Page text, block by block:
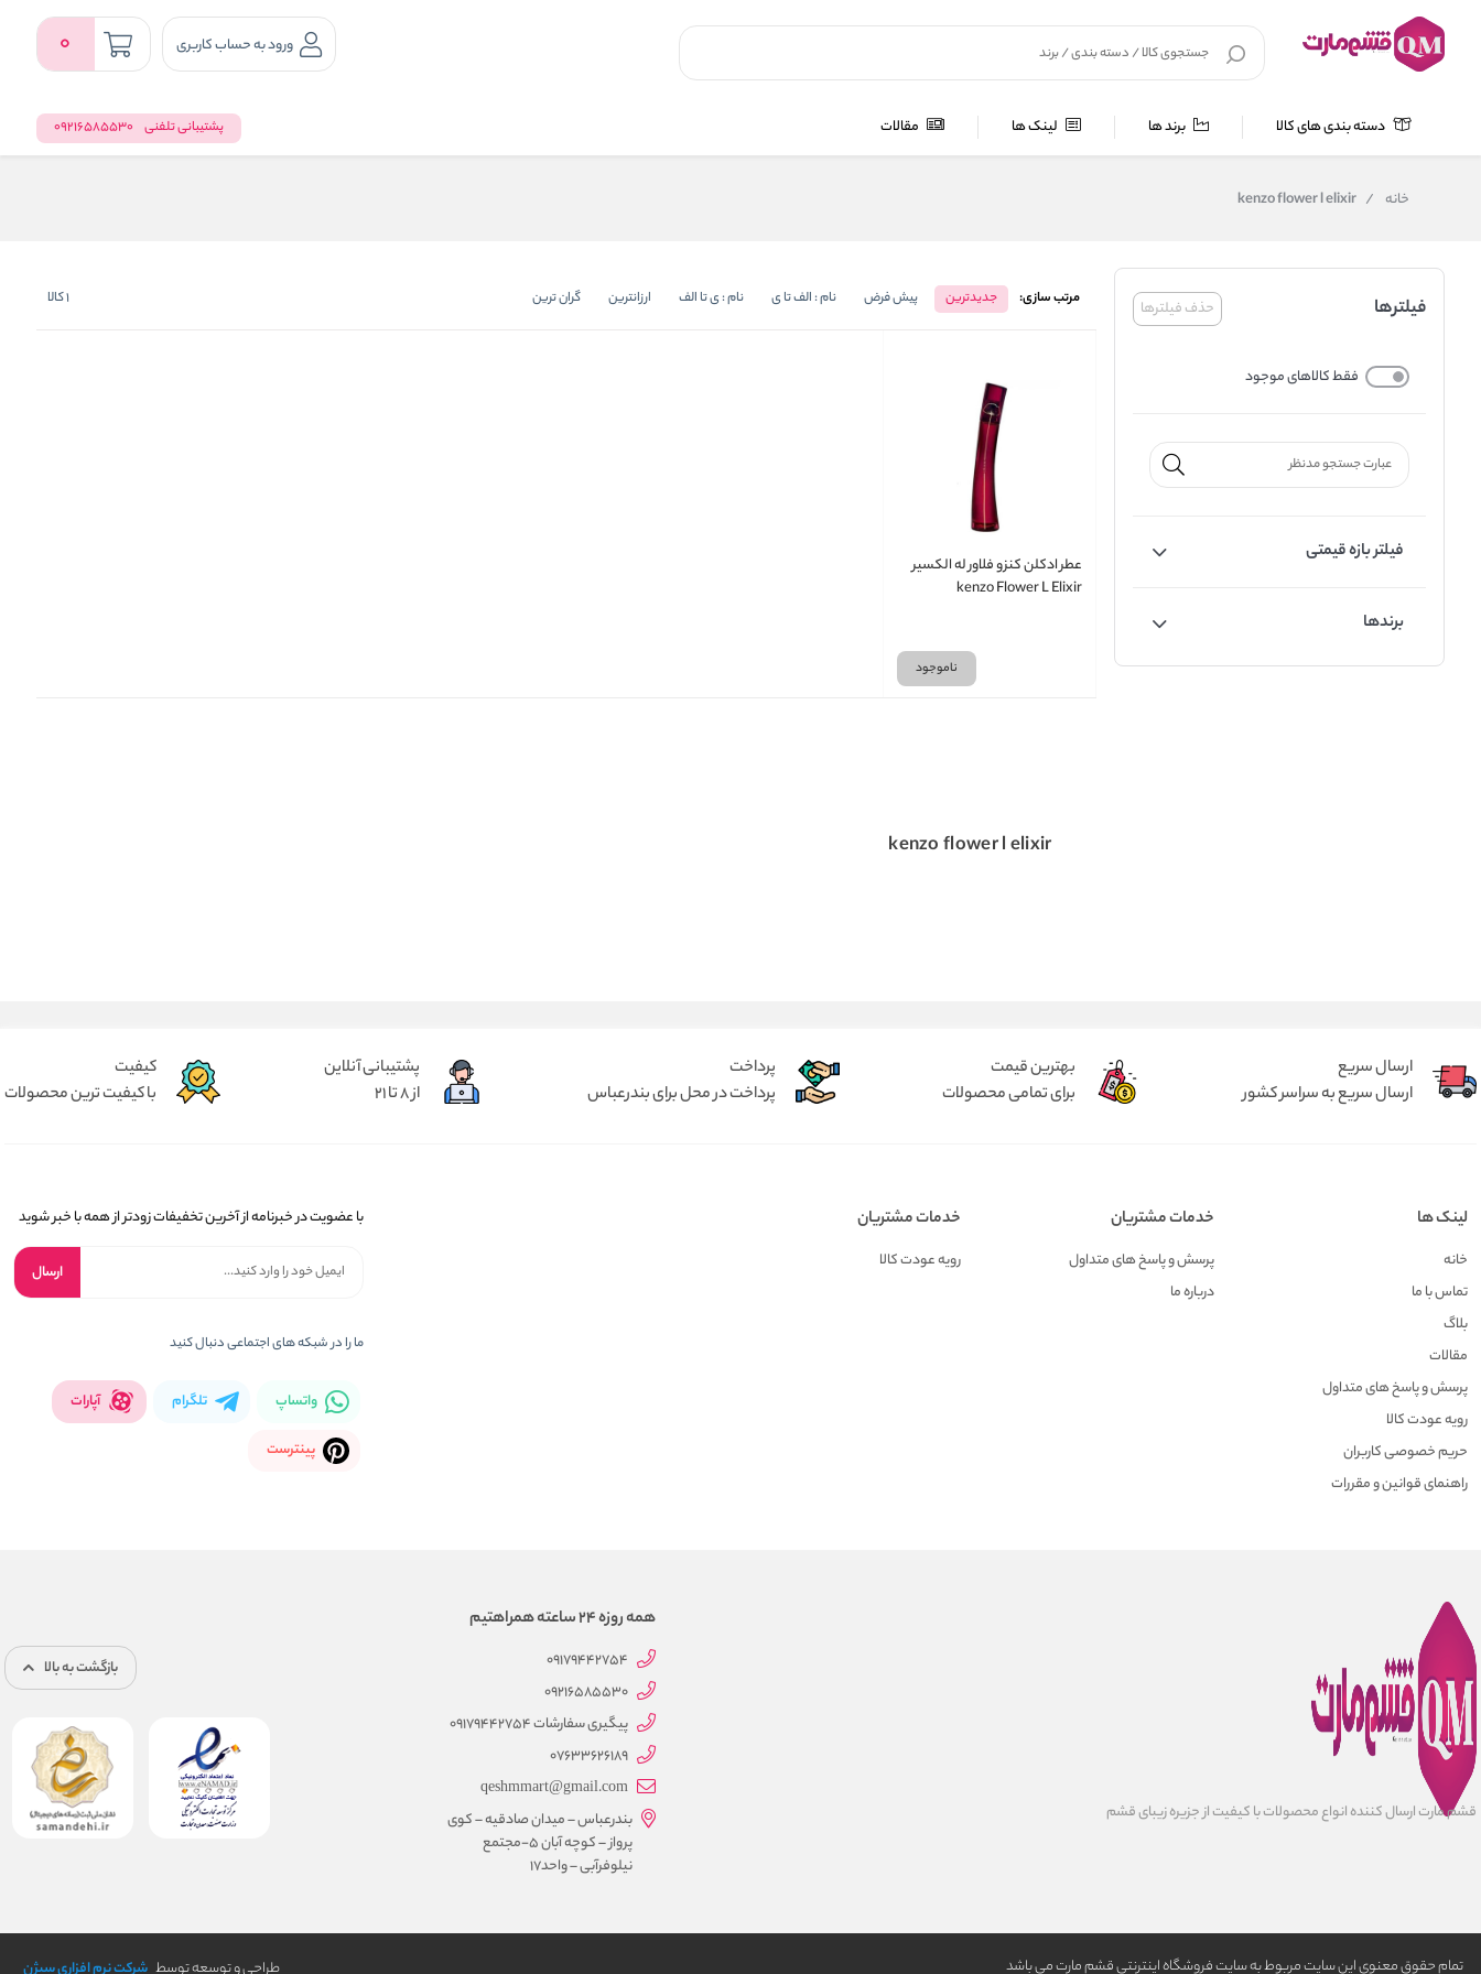
ورود به حساب کاربری 0
دسته بندی های کالا برند ها لینک ها مقالات پشتیبانی تلفنی 09216585530
خانه /
kenzo flower l elixir
حذف فیلترها فیلترها
فقط کالاهای موجود
فیلتر بازه قیمتی
برندها
مرتب سازی: جدیدترین پیش فرض نام : الف تا ی نام : ی تا الف ارزانترین گران ترین 1کالا
عطر ادکلن کنزو فلاور له الکسیر
kenzo Flower L Elixir
ناموجود
kenzo flower l elixir
ارسال سریع
ارسال سریع به سراسر کشور
بهترین قیمت
برای تمامی محصولات
پرداخت
پرداخت در محل برای بندرعباس
پشتیبانی آنلاین
از 8 تا 21
کیفیت
با کیفیت ترین محصولات
لینک ها
خانه
تماس با ما
بلاگ
مقالات
پرسش و پاسخ های متداول
رویه عودت کالا
حریم خصوصی کاربران
راهنمای قوانین و مقررات
خدمات مشتریان
پرسش و پاسخ های متداول
درباره ما
خدمات مشتریان
رویه عودت کالا
با عضویت در خبرنامه از آخرین تخفیفات زودتر از همه با خبر شوید
ارسال
ما را در شبکه های اجتماعی دنبال کنید
واتساپ تلگرام آپارات
پینترست
قشم مارت ارسال کننده انواع محصولات با کیفیت از جزیره زیبای قشم
همه روزه 24 ساعته همراهتیم
09179442754
09216585530
پیگیری سفارشات 09179442754
07633626189
qeshmmart@gmail.com
بندرعباس – میدان صادقیه – کوی
پرواز – کوچه آبان 5-مجتمع
نیلوفرآبی – واحد17
بازگشت به بالا
تمام حقوق معنوی این سایت مربوط به سایت فروشگاه اینترنتی قشم مارت می باشد